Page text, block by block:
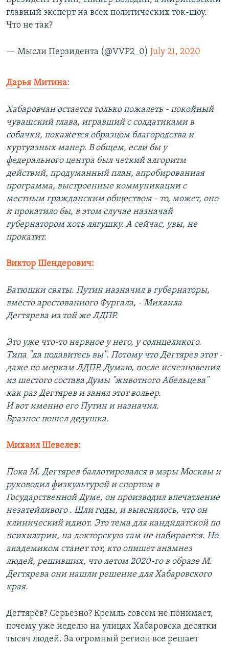
главный эксперт на всех политических ток-шоу.
Что не так?
— Мысли Перзидента (@VVP2_0) July 21, 2020
Дарья Митина:
Хабаровчан остается только пожалеть - покойный
чувашский глава, игравший с солдатиками в
собачки, покажется образцом благородства и
куртуазных манер. В общем, если бы у
федерального центра был четкий алгоритм
действий, продуманный план, апробированная
программа, выстроенные коммуникации с
местным гражданским обществом - то, может, оно
и прокатило бы, в этом случае назначай
губернатором хоть лягушку. А сейчас, увы, не
прокатит.
Виктор Шендерович:
Батюшки святы. Путин назначил в губернаторы,
вместо арестованного Фургала, - Михаила
Дегтярева из той же ЛДПР.
Это уже что-то нервное у него, у солнцеликого.
Типа "да подавитесь вы". Потому что Дегтярев этот -
даже по меркам ЛДПР. Думаю, после исчезновения
из шестого состава Думы "животного Абельцева"
как раз Дегтярев и занял этот вольер.
И вот именно его Путин и назначил.
Вразнос пошел дедушка.
Михаил Шевелев:
Пока М. Дегтярев баллотировался в мэры Москвы и
руководил физкультурой и спортом в
Государственной Думе, он производил впечатление
незатейливого . Шли годы, и выяснилось, что он
клинический идиот. Это тема для кандидатской по
психиатрии, на докторскую там не набирается. Но
академиком станет тот, кто опишет анамнез
людей, решивших, что летом 2020-го в образе М.
Дегтярева они нашли решение для Хабаровского
края.
Дегтярёв? Серьезно? Кремль совсем не понимает,
почему уже неделю на улицах Хабаровска десятки
тысяч людей. За огромный регион все решает